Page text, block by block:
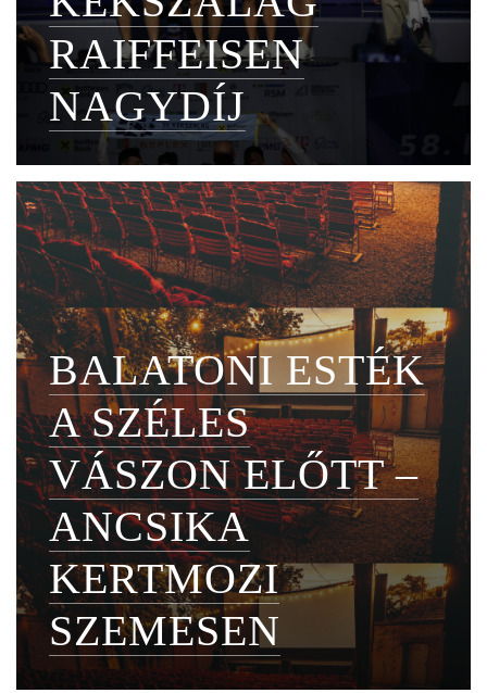
RAIFFEISEN
NAGYDÍJ
BALATONI ESTÉK
A SZÉLES
VÁSZON ELŐTT –
ANCSIKA
KERTMOZI
SZEMESEN